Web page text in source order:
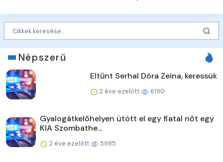
Népszerű
Eltűnt Serhal Dóra Zeina, keressük
2 éve ezelőtt 6190
Gyalogátkelőhelyen ütött el egy fiatal nőt egy
KIA Szombathe...
2 éve ezelőtt 5985